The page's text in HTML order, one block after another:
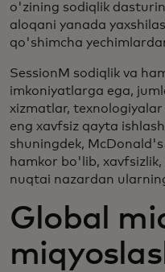
o'zining sodiqlik
aloqani yanada
qo'shimcha
SessionM sodiqlik va
imkoniyatlarga ega,
xizmatlar,
eng xavfsiz qayta
shuningdek,
hamkor bo'lib,
nuqtai nazardan
Global